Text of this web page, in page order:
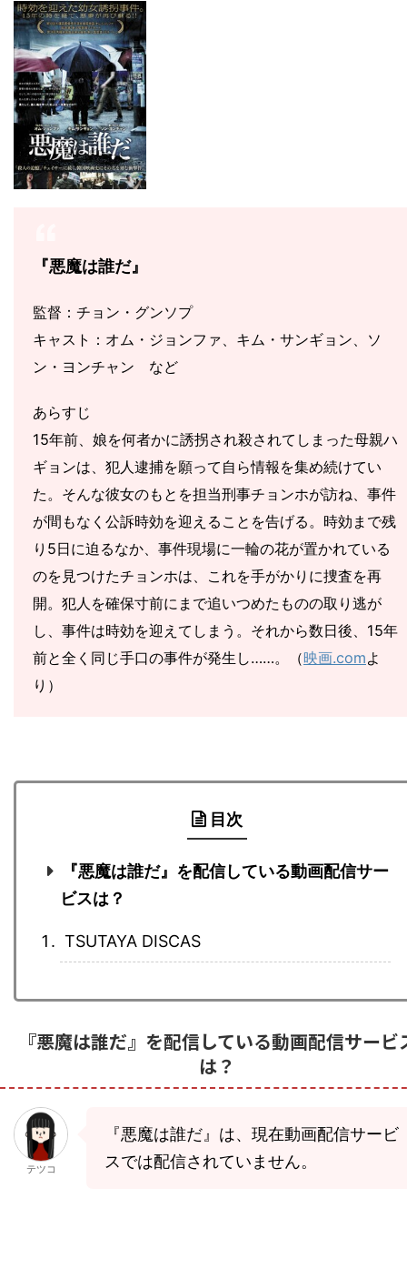
『悪魔は誰だ』
監督：チョン・グンソプ
キャスト：オム・ジョンファ、キム・サンギョン、ソ
ン・ヨンチャン など
あらすじ
15年前、娘を何者かに誘拐され殺されてしまった母親ハ
ギョンは、犯人逮捕を願って自ら情報を集め続けてい
た。そんな彼女のもとを担当刑事チョンホが訪ね、事件
が間もなく公訴時効を迎えることを告げる。時効まで残
り5日に迫るなか、事件現場に一輪の花が置かれている
のを見つけたチョンホは、これを手がかりに捜査を再
開。犯人を確保寸前にまで追いつめたものの取り逃が
し、事件は時効を迎えてしまう。それから数日後、15年
前と全く同じ手口の事件が発生し……。（映画.comよ
り）
目次
『悪魔は誰だ』を配信している動画配信サー
ビスは？
TSUTAYA DISCAS
『悪魔は誰だ』を配信している動画配信サービ
は？
テツコ
『悪魔は誰だ』は、現在動画配信サービ
スでは配信されていません。